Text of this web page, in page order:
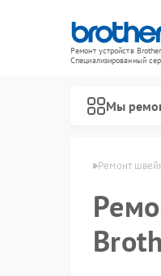
Ремонт устройств Brother
Специализированный
Мы
в Новокузнецке Ремонт